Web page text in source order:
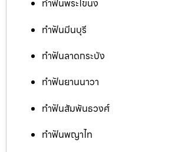
ทำฟันพระโขนง
ทำฟันมีนบุรี
ทำฟันลาดกระบัง
ทำฟันยานนาวา
ทำฟันสัมพันธวงศ์
ทำฟันพญาไท